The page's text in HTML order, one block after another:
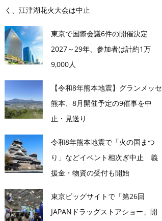
く、江津湖花火大会は中止
東京で国際会議6件の開催決定
2027～29年、参加者は計約1万
9,000人
【令和8年熊本地震】グランメッセ
熊本、8月開催予定の9催事を中
止・見送り
令和8年熊本地震で「火の国まつ
り」などイベント相次ぎ中止 義
援金・物資の受付も開始
東京ビッグサイトで「第26回
JAPANドラッグストアショー」開